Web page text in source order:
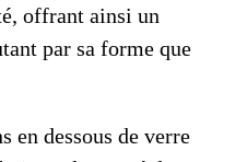
offrant ainsi un
par sa forme que
en dessous de verre